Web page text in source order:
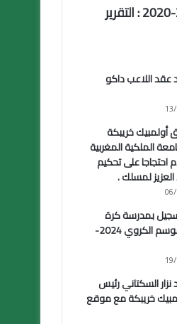
الجمع العام العادي 2019-2020 : التقرير
عقد اللاعب داكو
أولمبيك خريبكة
الملكية المغربية
احتجاجا على تحكيم
لمسلك .
بمدرسة كرة
القدم للموسم الكروي 2024-
نزار السكتاني رئيس
خريبكة مع موقع